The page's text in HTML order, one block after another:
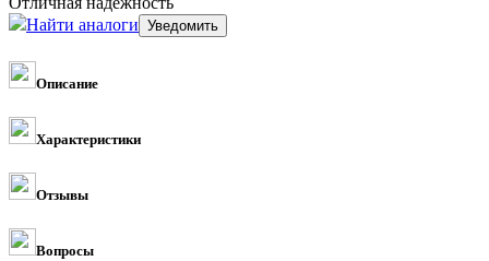
Найти аналоги
Описание
Характеристики
Отзывы
Вопросы